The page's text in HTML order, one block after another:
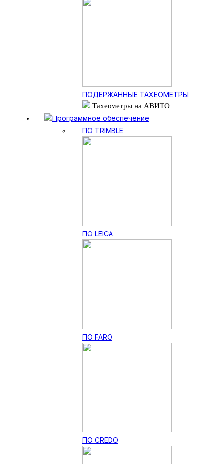
ПОДЕРЖАННЫЕ ТАХЕОМЕТРЫ
Тахеометры на АВИТО
Программное обеспечение
ПО TRIMBLE
ПО LEICA
ПО FARO
ПО CREDO